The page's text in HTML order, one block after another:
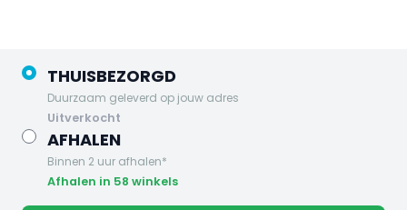
THUISBEZORGD
Duurzaam geleverd op jouw adres
uitverkocht
AFHALEN
Binnen 2 uur afhalen*
Afhalen in 58 winkels